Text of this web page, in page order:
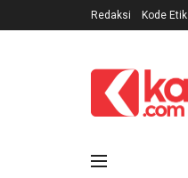
Redaksi Kode Etik